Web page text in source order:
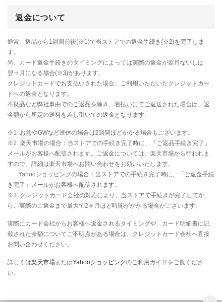
返金について
通常、返品から1週間前後(※1)で当ストアでの返金手続き(※2)を完了しま
す。
尚、カード返金手続きのタイミングによっては実際の返金が翌月ないしは
翌々月になる場合(※3)があります。
クレジットカードでお支払いされた場合、ご利用いただいたクレジットカー
ドへの返金となります。
不良品など弊社事由でのご返品を除き、着払いにてご返送された場合は、返
金額から所定の送料を差し引いての返金となります。
※1 お盆やGWなど連休の場合は2週間ほどかかる場合もございます。
※2 楽天市場の場合：当ストアでの手続き完了時に、「ご返品手続き完了」
メールがお客様へ配信されます。ご返金については、楽天市場から行われま
すので、詳細は楽天市場へお問い合わせをお願いいたします。
Yahooショッピングの場合：当ストアでの手続き完了時に、「ご返金手続
き完了」メールがお客様へ配信されます。
※3 クレジットカード会社の対応により、当ストアで手続きが完了してか
ら、実際のご返金まで最大で2ヶ月ほど時間がかかる場合がございます。
実際にカード会社からお客様へ返金されるタイミングや、カード明細書に記
載された金額についてご不明点がある場合は、クレジットカード会社へ直接
お問い合わせください。
詳しくは楽天市場またはYahooショッピングのご利用ガイドをご覧くださ
い。